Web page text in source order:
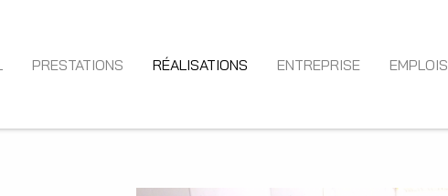
PRESTATIONS RÉALISATIONS ENTREPRISE EMPLOIS